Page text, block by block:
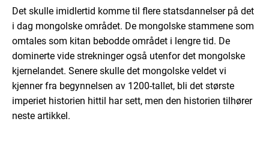
Det skulle imidlertid komme til flere statsdannelser på det
i dag mongolske området. De mongolske stammene som
omtales som kitan bebodde området i lengre tid. De
dominerte vide strekninger også utenfor det mongolske
kjernelandet. Senere skulle det mongolske veldet vi
kjenner fra begynnelsen av 1200-tallet, bli det største
imperiet historien hittil har sett, men den historien tilhører
neste artikkel.